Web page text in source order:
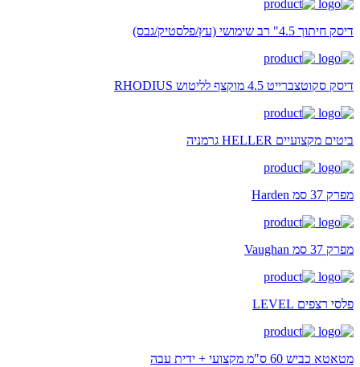
דיסק חיתוך 4.5" רב שימושי (עץ/פלסטיק/גבס)
דיסק סקוטצברייט 4.5 מוקצף לליטוש RHODIUS
ביטים מקצועיים HELLER גרמניה
מפרק 37 סמ Harden
מפרק 37 סמ Vaughan
פלסי רצפים LEVEL
מטאטא כביש 60 ס"מ מקצועי + ידית עבה